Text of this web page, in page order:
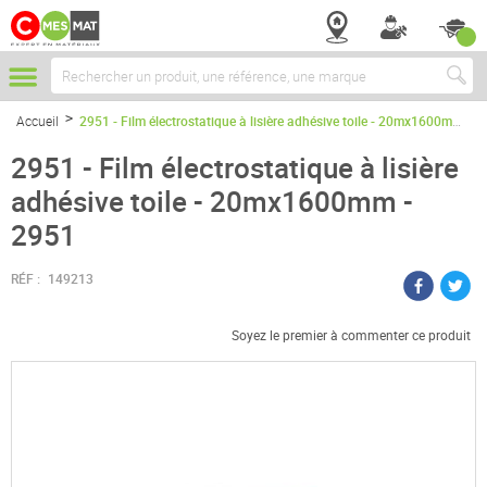
Chercher
Accueil 2951 - Film électrostatique à lisière adhésive toile - 20mx1600mm - 2951
2951 - Film électrostatique à lisière
adhésive toile - 20mx1600mm -
2951
RÉF : 149213
Soyez le premier à commenter ce produit
Passer